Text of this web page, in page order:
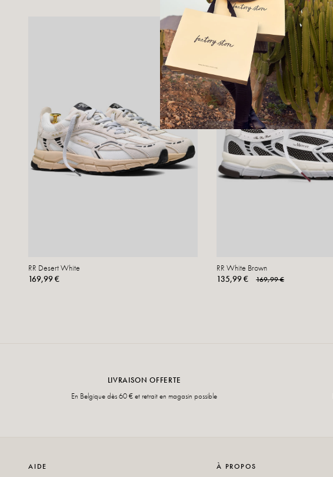
RR Desert White
169,99 €
RR White Brown
135,99 €
169,99 €
LIVRAISON OFFERTE
En Belgique dès 60 € et retrait en magasin possible
AIDE À PROPOS